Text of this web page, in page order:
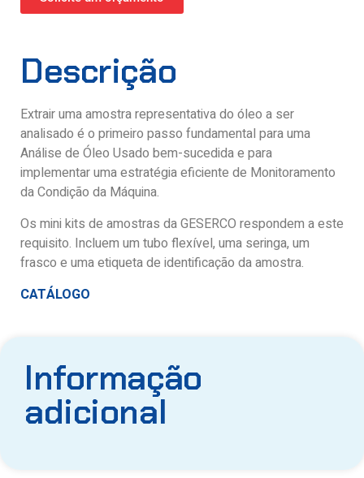
Descrição
Extrair uma amostra representativa do óleo a ser
analisado é o primeiro passo fundamental para uma
Análise de Óleo Usado bem-sucedida e para
implementar uma estratégia eficiente de Monitoramento
da Condição da Máquina.
Os mini kits de amostras da GESERCO respondem a este
requisito. Incluem um tubo flexível, uma seringa, um
frasco e uma etiqueta de identificação da amostra.
CATÁLOGO
Informação
adicional